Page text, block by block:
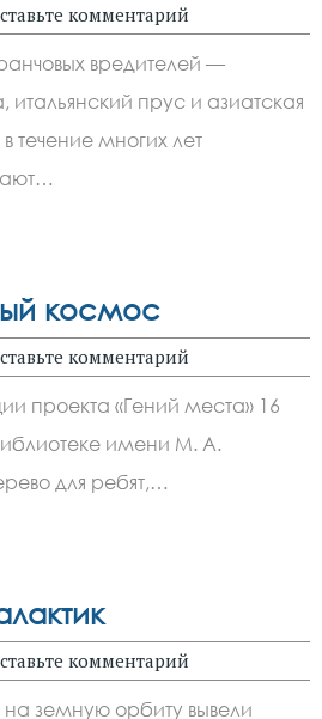
комментарий
вредителей —
прус и азиатская
течение многих лет
космос
комментарий
проекта «Гений места» 16
имени М. А.
для ребят,…
комментарий
на земную орбиту вывели